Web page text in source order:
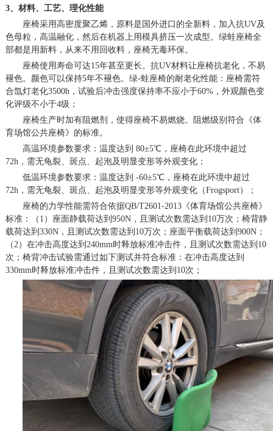
3、材料、工艺、理化性能
座椅采用高密度聚乙烯，原料是国外进口的全新料，加入抗UV及
色母粒，高温融化，然后在机器上用模具挤压一次成型。绿蛙座椅全
部都是用新料，从来不用回收料，座椅无毒环保。
座椅使用寿命可达15年甚至更长。抗UV材料让座椅抗老化，不易
褪色。颜色可以保持5年不褪色。绿-蛙座椅的耐老化性能：座椅需符
合氙灯老化3500h，试验后冲击强度保持率不应小于60%，外观颜色变
化评级不小于4级；
座椅生产时加有阻燃剂，使得座椅不易燃烧。阻燃级别符合《体
育场馆公共座椅》的标准。
高温环境参数要求：温度达到 80±5℃，座椅在此环境中超过
72h，需无龟裂、斑点、起泡及明显变形等外观变化；
低温环境参数要求：温度达到 -60±5℃，座椅在此环境中超过
72h，需无龟裂、斑点、起泡及明显变形等外观变化（Frogsport）；
座椅的力学性能需符合依据QB/T2601-2013《体育场馆公共座椅》
标准：（1）座面静载荷达到950N，且测试次数需达到10万次；椅背静
载荷达到330N，且测试次数需达到10万次；座面平衡载荷达到900N；
（2）在冲击高度达到240mm时释放标准冲击件，且测试次数需达到10
次；椅背冲击试验需通过如下测试并符合标准：在冲击高度达到
330mm时释放标准冲击件，且测试次数需达到10次；